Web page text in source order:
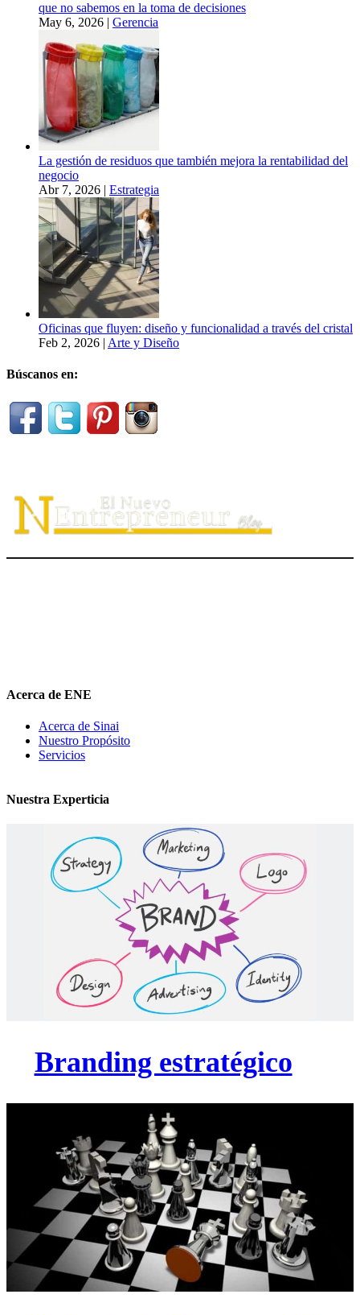
que no sabemos en la toma de decisiones
May 6, 2026 | Gerencia
La gestión de residuos que también mejora la rentabilidad del
negocio
Abr 7, 2026 | Estrategia
Oficinas que fluyen: diseño y funcionalidad a través del cristal
Feb 2, 2026 | Arte y Diseño
Búscanos en:
Acerca de ENE
Acerca de Sinai
Nuestro Propósito
Servicios
Nuestra Experticia
Branding estratégico